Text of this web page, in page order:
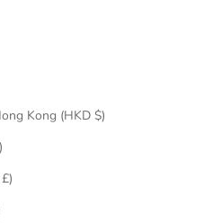
R.A.S. chinoise de Hong Kong (HKD $)
Royaume-Uni (GBP £)